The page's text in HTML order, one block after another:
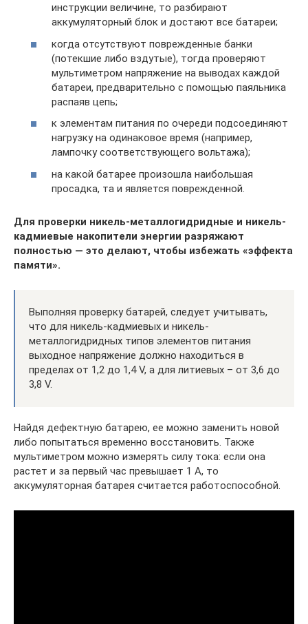
инструкции величине, то разбирают
аккумуляторный блок и достают все батареи;
когда отсутствуют поврежденные банки
(потекшие либо вздутые), тогда проверяют
мультиметром напряжение на выводах каждой
батареи, предварительно с помощью паяльника
распаяв цепь;
к элементам питания по очереди подсоединяют
нагрузку на одинаковое время (например,
лампочку соответствующего вольтажа);
на какой батарее произошла наибольшая
просадка, та и является поврежденной.
Для проверки никель-металлогидридные и никель-
кадмиевые накопители энергии разряжают
полностью — это делают, чтобы избежать «эффекта
памяти».
Выполняя проверку батарей, следует учитывать,
что для никель-кадмиевых и никель-
металлогидридных типов элементов питания
выходное напряжение должно находиться в
пределах от 1,2 до 1,4 V, а для литиевых – от 3,6 до
3,8 V.
Найдя дефектную батарею, ее можно заменить новой
либо попытаться временно восстановить. Также
мультиметром можно измерять силу тока: если она
растет и за первый час превышает 1 А, то
аккумуляторная батарея считается работоспособной.